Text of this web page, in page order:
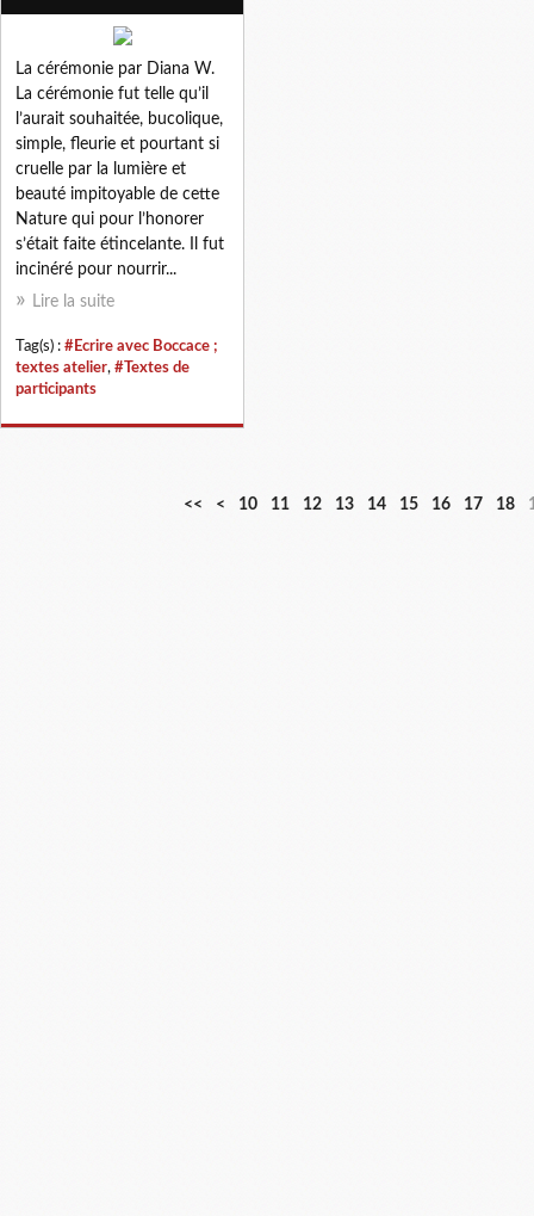
La cérémonie par Diana W.
La cérémonie fut telle qu’il
l’aurait souhaitée, bucolique,
simple, fleurie et pourtant si
cruelle par la lumière et
beauté impitoyable de cette
Nature qui pour l’honorer
s’était faite étincelante. Il fut
incinéré pour nourrir...
Lire la suite
Tag(s) : #Ecrire avec Boccace ;
textes atelier, #Textes de
participants
<< < 10 11 12 13 14 15 16 17 18